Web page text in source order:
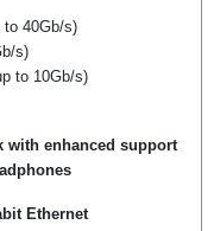
to 40Gb/s)
s)
to 10Gb/s)
with enhanced support
Ethernet